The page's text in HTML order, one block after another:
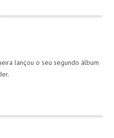
lançou o seu segundo álbum